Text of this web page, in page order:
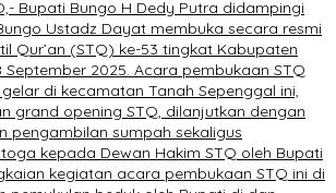
Bupati Bungo H Dedy Putra didampingi
Ustadz Dayat membuka secara resmi
Qur’an (STQ) ke-53 tingkat Kabupaten
September 2025. Acara pembukaan STQ
di kecamatan Tanah Sepenggal ini,
grand opening STQ, dilanjutkan dengan
pengambilan sumpah sekaligus
kepada Dewan Hakim STQ oleh Bupati
kegiatan acara pembukaan STQ ini di